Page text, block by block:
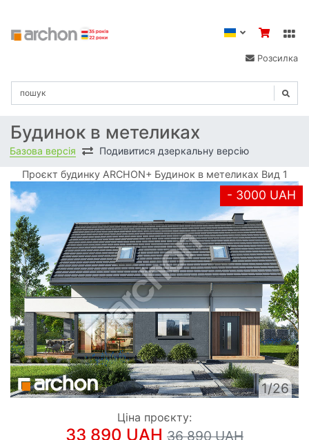
Розсилка
Будинок в метеликах
Базова версія Подивитися дзеркальну версію
Проєкт будинку ARCHON+ Будинок в метеликах Вид 1
- 3000 UAH
1/26
Ціна проєкту:
33 890 UAH 36 890 UAH